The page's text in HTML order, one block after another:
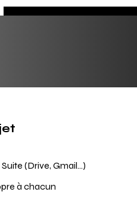
(Drive, Gmail…)
à chacun